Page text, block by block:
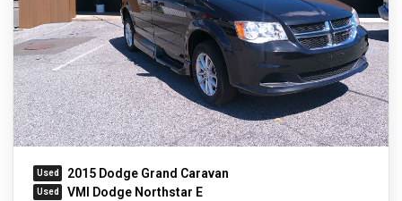
2015 Dodge Grand Caravan
VMI Dodge Northstar E